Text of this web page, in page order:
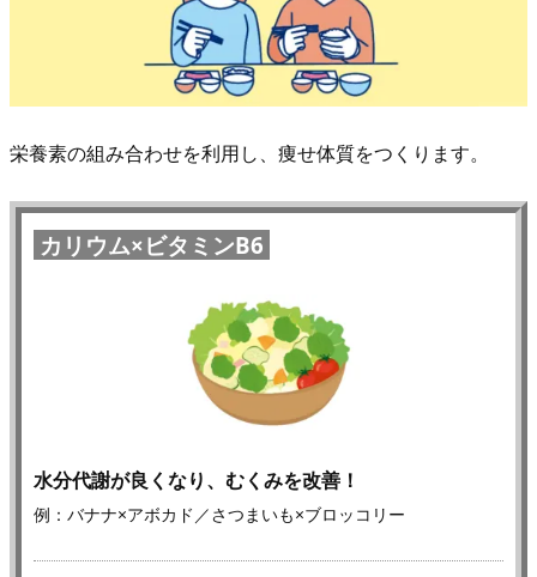
果
が
証
済
栄養素の組み合わせを利用し、痩せ体質をつくります。
カリウム×ビタミンB6
水分代謝が良くなり、むくみを改善！
例：バナナ×アボカド／さつまいも×ブロッコリー